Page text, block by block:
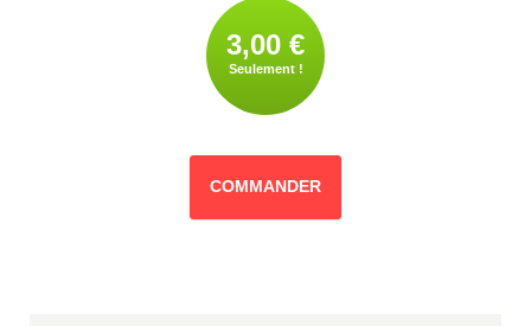
3,00 €
Seulement !
COMMANDER